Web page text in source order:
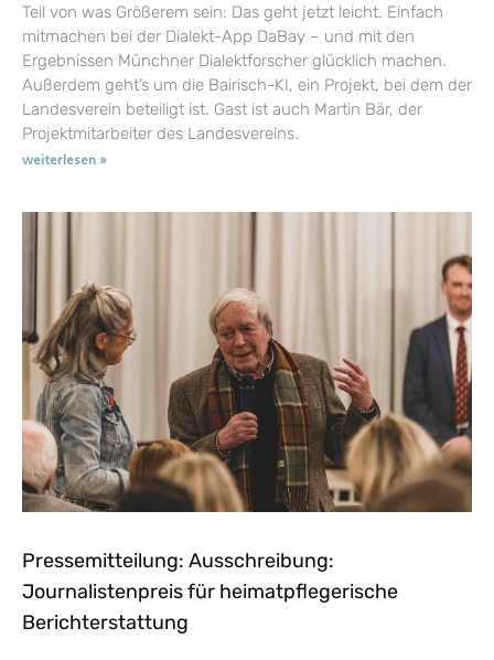
Teil von was Größerem sein: Das geht jetzt leicht. Einfach
mitmachen bei der Dialekt-App DaBay – und mit den
Ergebnissen Münchner Dialektforscher glücklich machen.
Außerdem geht’s um die Bairisch-KI, ein Projekt, bei dem der
Landesverein beteiligt ist. Gast ist auch Martin Bär, der
Projektmitarbeiter des Landesvereins.
weiterlesen »
Pressemitteilung: Ausschreibung:
Journalistenpreis für heimatpflegerische
Berichterstattung